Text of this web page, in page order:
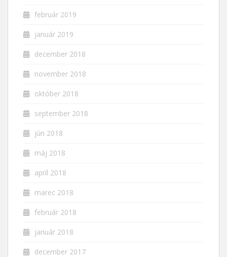
február 2019
január 2019
december 2018
november 2018
október 2018
september 2018
jún 2018
máj 2018
apríl 2018
marec 2018
február 2018
január 2018
december 2017